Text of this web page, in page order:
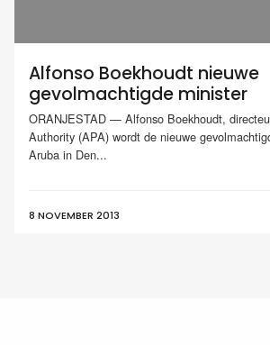
Alfonso Boekhoudt nieuwe
gevolmachtigde minister
ORANJESTAD — Alfonso Boekhoudt,
Authority (APA) wordt de nieuwe
Aruba in Den...
8 NOVEMBER 2013